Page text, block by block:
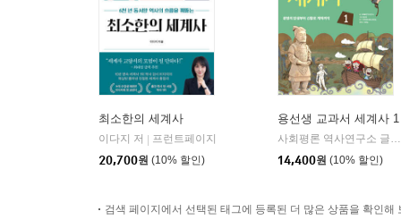
최소한의 세계사
이다지 저
프런트페이지
20,700원 (10% 할인)
용선생 교과서 세계사 1
사회평론 역사연구소 글/뭉선생,이우일 그림/전국초등사회교과모임 감수
14,400원 (10% 할인)
검색 페이지에서 선택된 태그에 등록된 더 많은 상품을 확인해